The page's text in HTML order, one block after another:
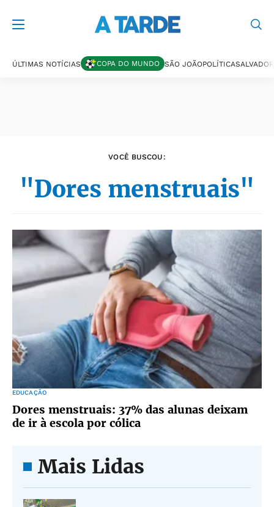
ÚLTIMAS NOTÍCIAS COPA DO MUNDO SÃO JOÃOPOLÍTICASALVADOR
VOCÊ BUSCOU:
"Dores menstruais"
EDUCAÇÃO
Dores menstruais: 37% das alunas deixam
de ir à escola por cólica
Mais Lidas